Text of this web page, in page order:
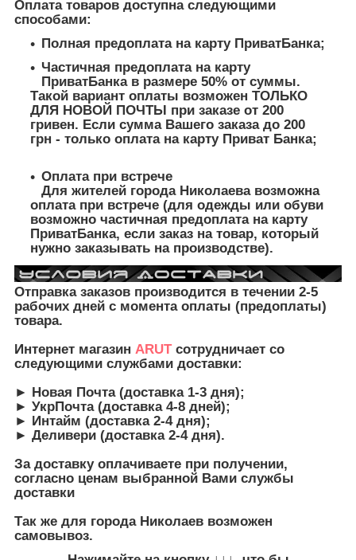
Оплата товаров доступна следующими
способами:
Полная предоплата на карту ПриватБанка;
Частичная предоплата на карту
ПриватБанка в размере 50% от суммы.
Такой вариант оплаты возможен ТОЛЬКО
ДЛЯ НОВОЙ ПОЧТЫ при заказе от 200
гривен. Если сумма Вашего заказа до 200
грн - только оплата на карту Приват Банка;
Оплата при встрече
Для жителей города Николаева возможна
оплата при встрече (для одежды или обуви
возможно частичная предоплата на карту
ПриватБанка, если заказ на товар, который
нужно заказывать на производстве).
Отправка заказов производится в течении 2-5
рабочих дней с момента оплаты (предоплаты)
товара.
Интернет магазин ARUTсотрудничает со
следующими службами доставки:
► Новая Почта (доставка 1-3 дня);
► УкрПочта (доставка 4-8 дней);
► Интайм (доставка 2-4 дня);
► Деливери (доставка 2-4 дня).
За доставку оплачиваете при получении,
согласно ценам выбранной Вами службы
доставки
Так же для города Николаев возможен
самовывоз.